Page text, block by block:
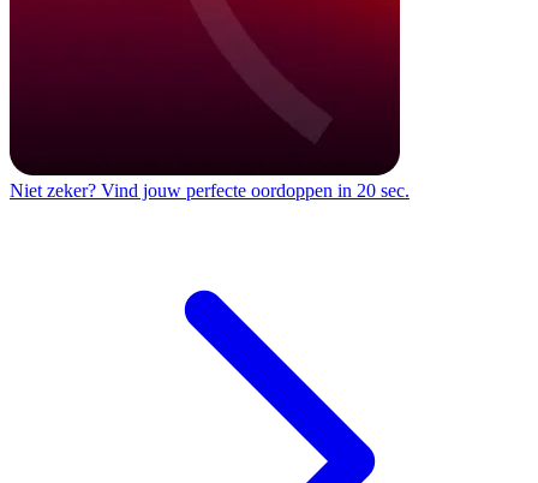
Niet zeker? Vind jouw perfecte oordoppen in 20 sec.